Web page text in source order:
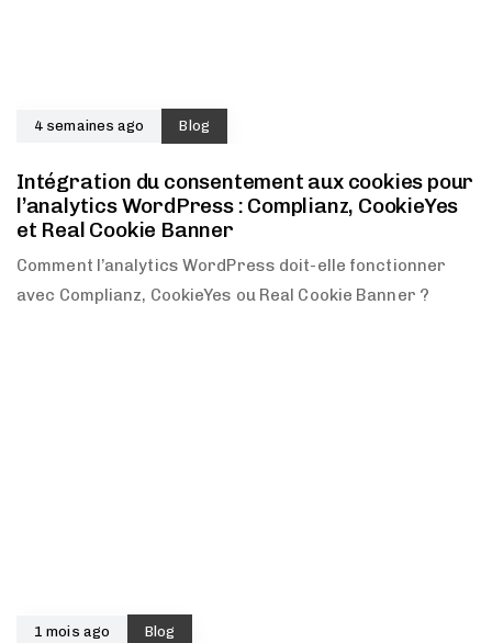
4 semaines ago Blog
Intégration du consentement aux cookies pour
l’analytics WordPress : Complianz, CookieYes
et Real Cookie Banner
Comment l’analytics WordPress doit-elle fonctionner
avec Complianz, CookieYes ou Real Cookie Banner ?
1 mois ago Blog